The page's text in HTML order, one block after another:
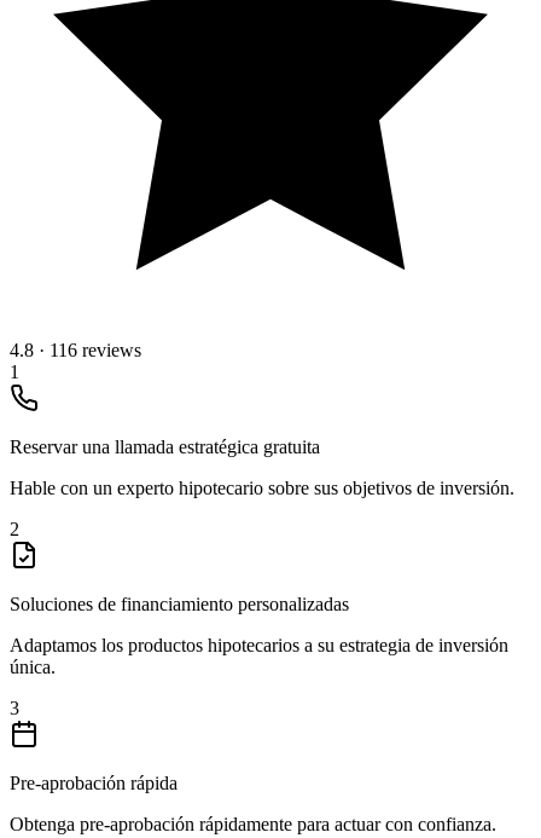
4.8 · 116 reviews
1
Reservar una llamada estratégica gratuita
Hable con un experto hipotecario sobre sus objetivos de inversión.
2
Soluciones de financiamiento personalizadas
Adaptamos los productos hipotecarios a su estrategia de inversión
única.
3
Pre-aprobación rápida
Obtenga pre-aprobación rápidamente para actuar con confianza.